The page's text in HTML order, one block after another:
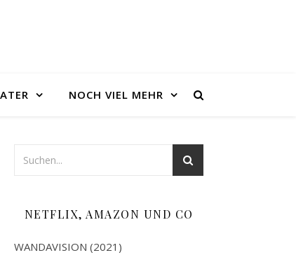
NOCH VIEL MEHR
NETFLIX, AMAZON UND CO
WANDAVISION (2021)